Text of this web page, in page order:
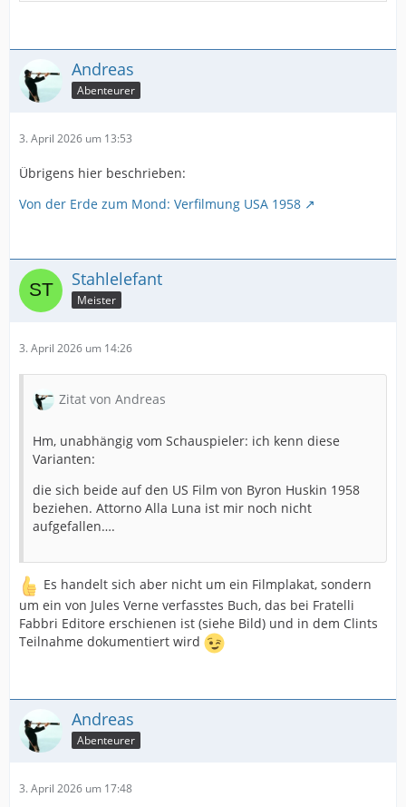
Andreas
Abenteurer
3. April 2026 um 13:53
Übrigens hier beschrieben:
Von der Erde zum Mond: Verfilmung USA 1958
Stahlelefant
Meister
3. April 2026 um 14:26
Zitat von Andreas
Hm, unabhängig vom Schauspieler: ich kenn diese
Varianten:
die sich beide auf den US Film von Byron Huskin 1958
beziehen. Attorno Alla Luna ist mir noch nicht
aufgefallen….
Es handelt sich aber nicht um ein Filmplakat, sondern
um ein von Jules Verne verfasstes Buch, das bei Fratelli
Fabbri Editore erschienen ist (siehe Bild) und in dem Clints
Teilnahme dokumentiert wird
Andreas
Abenteurer
3. April 2026 um 17:48